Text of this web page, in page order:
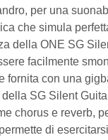
per una
che simula
della ONE SG
facilmente
fornita con una
SG Silent
chorus e reverb,
di